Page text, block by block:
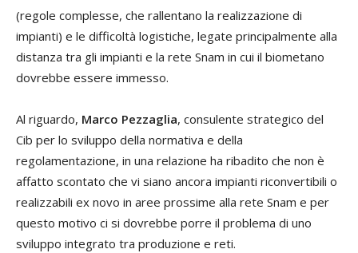
(regole complesse, che rallentano la realizzazione di
impianti) e le difficoltà logistiche, legate principalmente alla
distanza tra gli impianti e la rete Snam in cui il biometano
dovrebbe essere immesso.
Al riguardo, Marco Pezzaglia, consulente strategico del
Cib per lo sviluppo della normativa e della
regolamentazione, in una relazione ha ribadito che non è
affatto scontato che vi siano ancora impianti riconvertibili o
realizzabili ex novo in aree prossime alla rete Snam e per
questo motivo ci si dovrebbe porre il problema di uno
sviluppo integrato tra produzione e reti.